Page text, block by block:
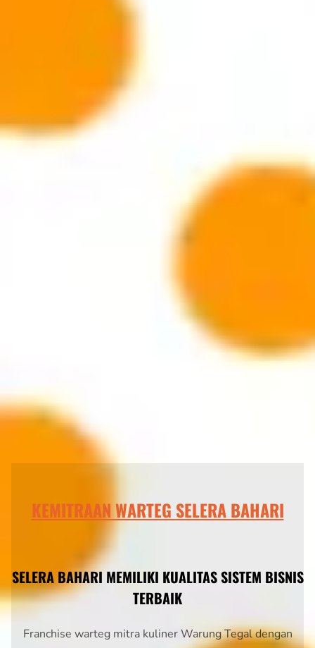
KEMITRAAN WARTEG SELERA BAHARI
SELERA BAHARI MEMILIKI KUALITAS SISTEM BISNIS
TERBAIK
Franchise warteg mitra kuliner Warung Tegal dengan